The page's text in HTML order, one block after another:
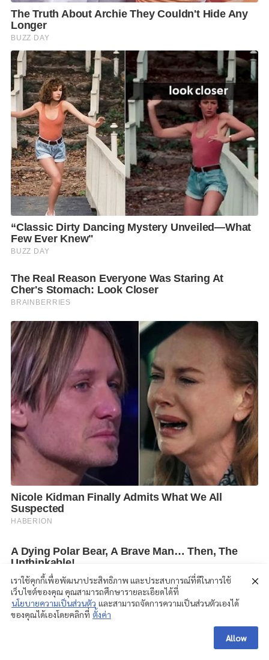
เราใช้คุกกี้เพื่อพัฒนาประสิทธิภาพ และประสบการณ์ที่ดีในการใช้
เว็บไซต์ของคุณ คุณสามารถศึกษารายละเอียดได้ที่
นโยบายความเป็นส่วนตัว และสามารถจัดการความเป็นส่วนตัวเองได้
ของคุณได้เองโดยคลิกที่ ตั้งค่า
Allow